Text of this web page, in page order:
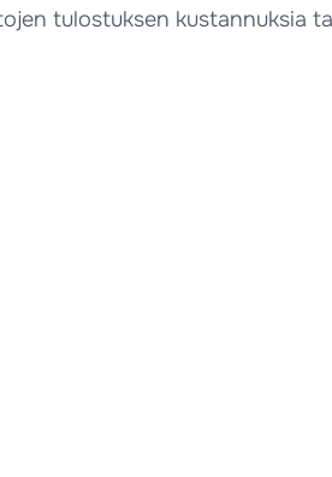
tulostuksen kustannuksia